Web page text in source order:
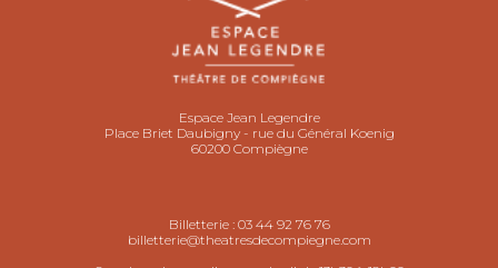
Espace Jean Legendre
Place Briet Daubigny - rue du Général Koenig
60200 Compiègne
Billetterie : 03 44 92 76 76
billetterie@theatresdecompiegne.com